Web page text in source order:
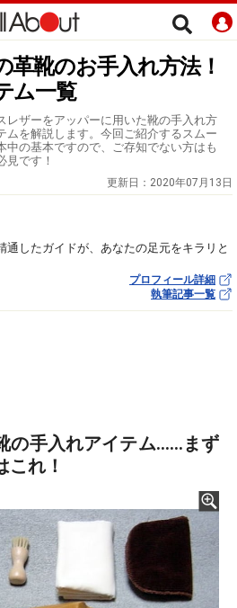
革靴のお手入れ方法！
ム一覧
レザーをアッパーに用いた靴の手入れ方
ムを解説します。今回ご紹介するスムー
中の基本ですので、ご存知でない方はも
見です！
更新日： 2020年07月13日
通したガイドが、あなたの足元をキラリと
プロフィール詳細
執筆記事一覧
の手入れアイテム……まず
れ！